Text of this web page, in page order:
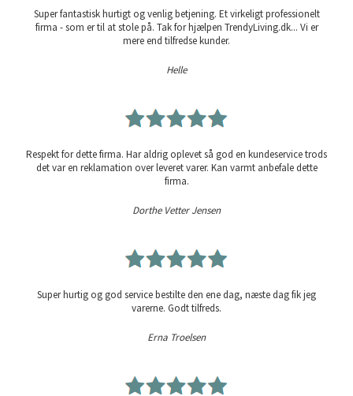
Super fantastisk hurtigt og venlig betjening. Et virkeligt professionelt
firma - som er til at stole på. Tak for hjælpen TrendyLiving.dk... Vi er
mere end tilfredse kunder.
Helle
Respekt for dette firma. Har aldrig oplevet så god en kundeservice trods
det var en reklamation over leveret varer. Kan varmt anbefale dette
firma.
Dorthe Vetter Jensen
Super hurtig og god service bestilte den ene dag, næste dag fik jeg
varerne. Godt tilfreds.
Erna Troelsen